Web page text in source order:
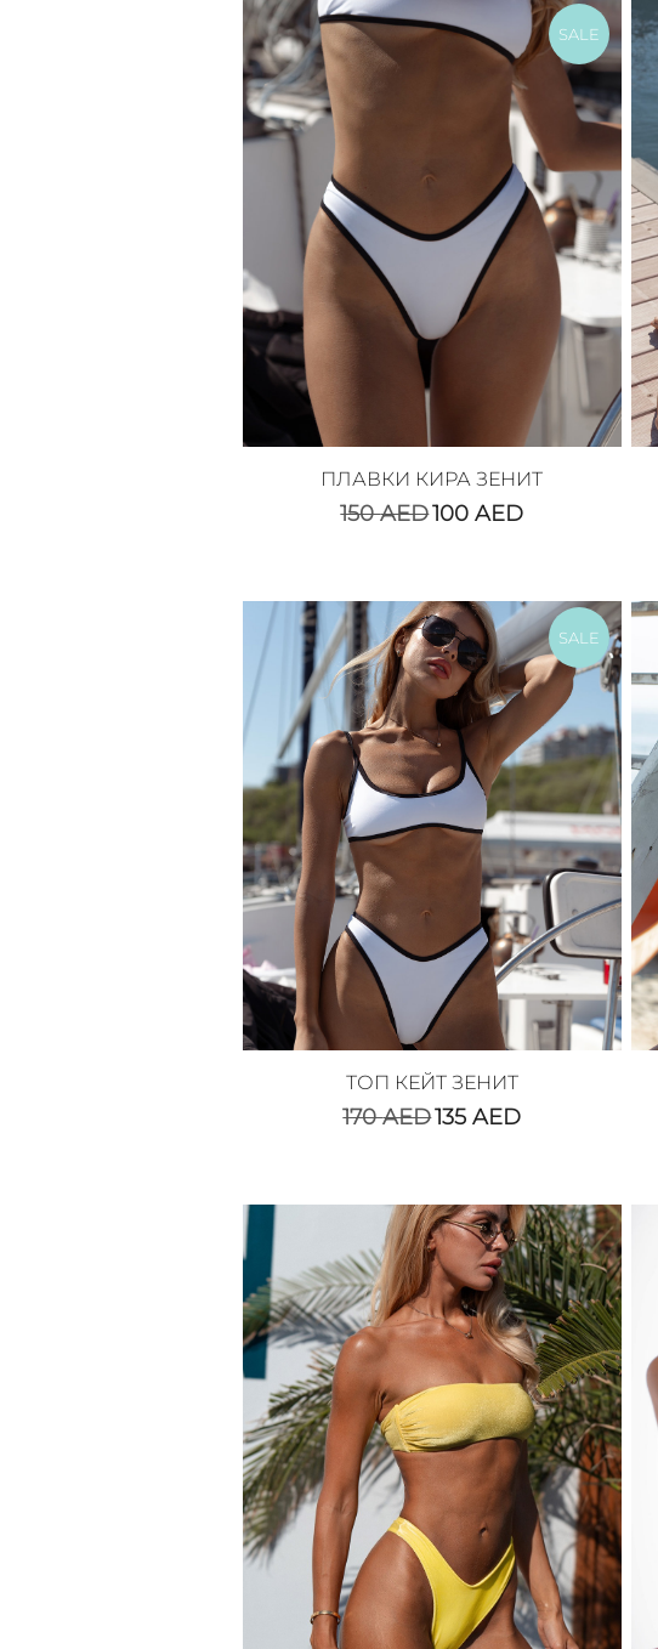
SALE
ПЛАВКИ КИРА ЗЕНИТ
150AED100AED
SALE
ТОП КЕЙТ ЗЕНИТ
170AED135AED